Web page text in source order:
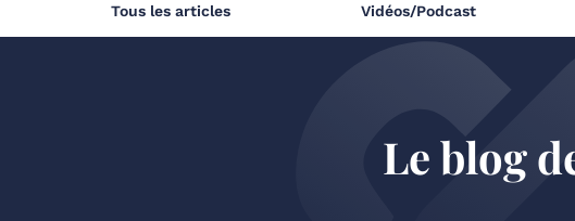
Tous les articles Vidéos/Podcast
Le blog